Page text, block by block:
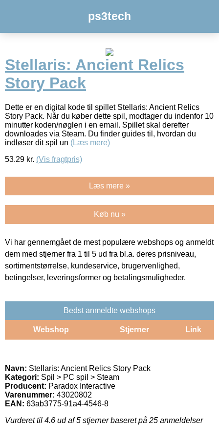
ps3tech
Stellaris: Ancient Relics
Story Pack
Dette er en digital kode til spillet Stellaris: Ancient Relics
Story Pack. Når du køber dette spil, modtager du indenfor 10
minutter koden/nøglen i en email. Spillet skal derefter
downloades via Steam. Du finder guides til, hvordan du
indløser dit spil un (Læs mere)
53.29 kr. (Vis fragtpris)
Læs mere »
Køb nu »
Vi har gennemgået de mest populære webshops og anmeldt
dem med stjerner fra 1 til 5 ud fra bl.a. deres prisniveau,
sortimentstørrelse, kundeservice, brugervenlighed,
betingelser, leveringsformer og betalingsmuligheder.
Bedst anmeldte webshops
Webshop Stjerner Link
Navn: Stellaris: Ancient Relics Story Pack
Kategori: Spil > PC spil > Steam
Producent: Paradox Interactive
Varenummer: 43020802
EAN: 63ab3775-91a4-4546-8
Vurderet til 4.6 ud af 5 stjerner baseret på 25 anmeldelser